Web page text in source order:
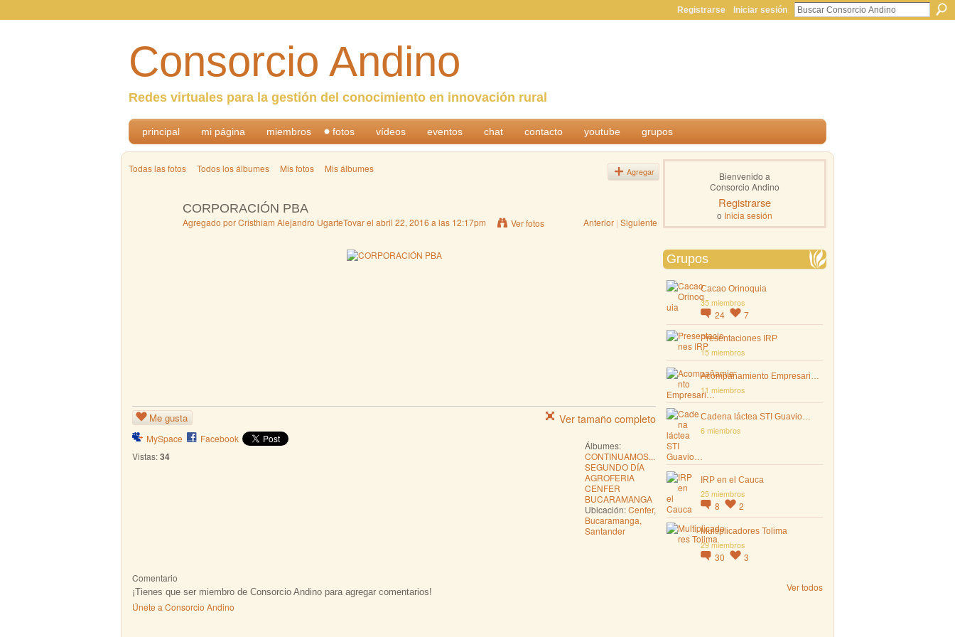
Registrarse Iniciar sesión
Consorcio Andino
Redes virtuales para la gestión del conocimiento en innovación rural
principal mi página miembros fotos vídeos eventos chat contacto youtube grupos
Todas las fotos Todos los álbumes Mis fotos Mis álbumes Agregar
CORPORACIÓN PBA
Agregado porCristhiam Alejandro UgarteTovarel abril 22, 2016 a las 12:17pm Ver fotos Anterior | Siguiente
Me gusta
MySpace
Facebook
Vistas:34
Ver tamaño completo
Álbumes:
CONTINUAMOS...
SEGUNDO DÍA
AGROFERIA
CENFER
BUCARAMANGA
Ubicación:Cenfer,
Bucaramanga,
Santander
Comentario
¡Tienes que ser miembro de Consorcio Andino para agregar comentarios!
Únete a Consorcio Andino
Bienvenido a
Consorcio Andino
Registrarse
o Inicia sesión
Grupos
Cacao Orinoquia
35 miembros
24 7
Presentaciones IRP
15 miembros
Acompañamiento Empresari…
11 miembros
Cadena láctea STI Guavio…
6 miembros
IRP en el Cauca
25 miembros
8 2
Multiplicadores Tolima
29 miembros
30 3
Ver todos